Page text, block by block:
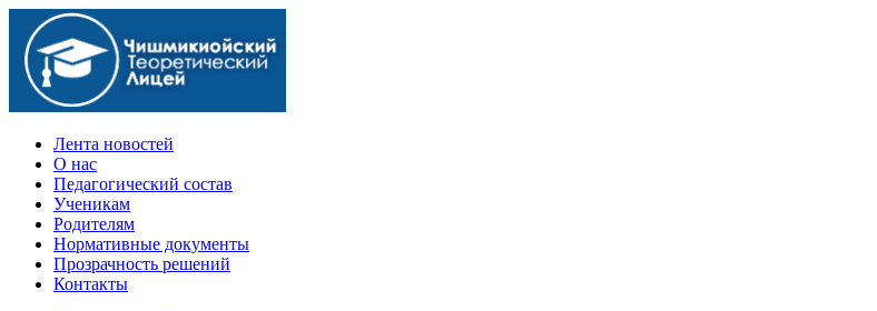
Официальный сайт учебного заведения
Лента новостей
О нас
Педагогический состав
Ученикам
Родителям
Нормативные документы
Прозрачность решений
Контакты